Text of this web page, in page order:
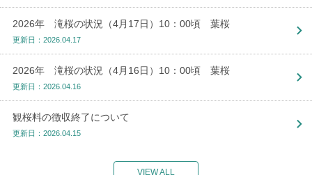
2026年 滝桜の状況（4月17日）10：00頃 葉桜
更新日：2026.04.17
2026年 滝桜の状況（4月16日）10：00頃 葉桜
更新日：2026.04.16
観桜料の徴収終了について
更新日：2026.04.15
VIEW ALL